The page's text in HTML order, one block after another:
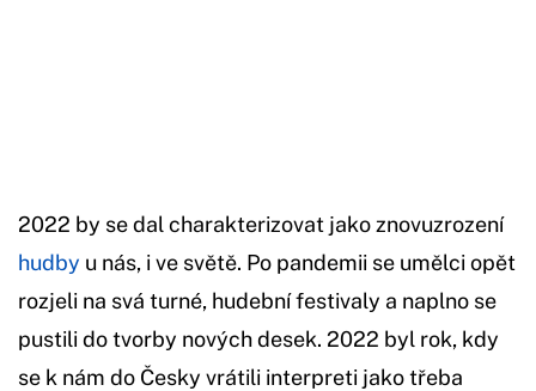
2022 by se dal charakterizovat jako znovuzrození
hudby u nás, i ve světě. Po pandemii se umělci opět
rozjeli na svá turné, hudební festivaly a naplno se
pustili do tvorby nových desek. 2022 byl rok, kdy
se k nám do Česky vrátili interpreti jako třeba